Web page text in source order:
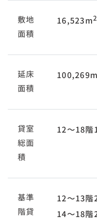
敷地
面積
16,523m2
延床
面積
貸室
総面
積
12～18
基準
階貸
12～13
14～18